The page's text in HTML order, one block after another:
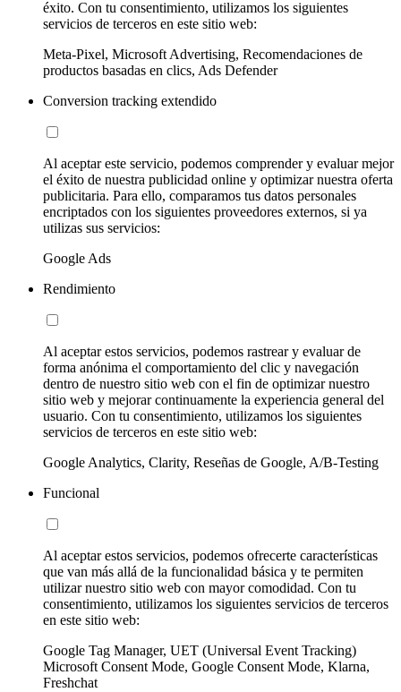
éxito. Con tu consentimiento, utilizamos los siguientes
servicios de terceros en este sitio web:
Meta-Pixel, Microsoft Advertising, Recomendaciones de
productos basadas en clics, Ads Defender
Conversion tracking extendido
Al aceptar este servicio, podemos comprender y evaluar mejor
el éxito de nuestra publicidad online y optimizar nuestra oferta
publicitaria. Para ello, comparamos tus datos personales
encriptados con los siguientes proveedores externos, si ya
utilizas sus servicios:
Google Ads
Rendimiento
Al aceptar estos servicios, podemos rastrear y evaluar de
forma anónima el comportamiento del clic y navegación
dentro de nuestro sitio web con el fin de optimizar nuestro
sitio web y mejorar continuamente la experiencia general del
usuario. Con tu consentimiento, utilizamos los siguientes
servicios de terceros en este sitio web:
Google Analytics, Clarity, Reseñas de Google, A/B-Testing
Funcional
Al aceptar estos servicios, podemos ofrecerte características
que van más allá de la funcionalidad básica y te permiten
utilizar nuestro sitio web con mayor comodidad. Con tu
consentimiento, utilizamos los siguientes servicios de terceros
en este sitio web:
Google Tag Manager, UET (Universal Event Tracking)
Microsoft Consent Mode, Google Consent Mode, Klarna,
Freshchat